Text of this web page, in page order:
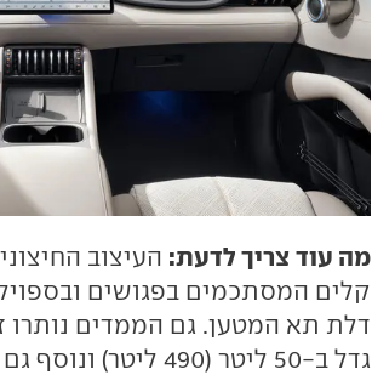
מה עוד צריך לדעת: העיצוב
קלים המסתכמים בפגושים
דלת תא המטען. גם הממדים נותרו
גדל ב-50 ליטר (490